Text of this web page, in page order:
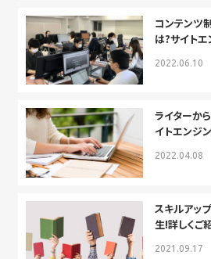
コンテンツ
は?サイト
2022.06.10
ライターか
イトエンジ
2022.04.08
スキルアッ
生!詳しくご
2021.09.17